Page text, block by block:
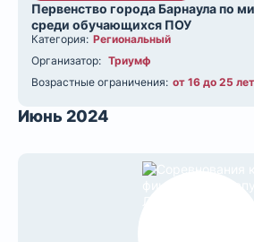
Первенство города Барнаула по
среди обучающихся ПОУ
Категория: Региональный
Организатор: Триумф
Возрастные ограничения: от 16 до 25 лет
Июнь 2024